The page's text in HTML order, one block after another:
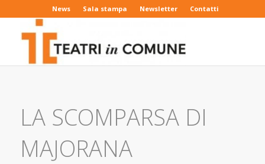
News Sala stampa Newsletter Contatti
LA SCOMPARSA DI
MAJORANA